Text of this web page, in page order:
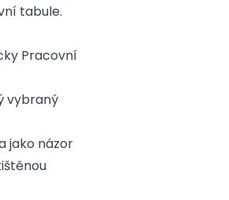
tabule.
Pracovní
vybraný
jako názor